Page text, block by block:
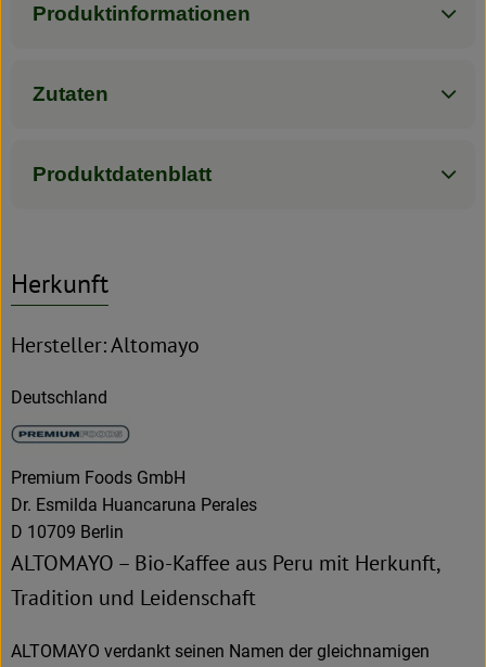
Produktinformationen
Zutaten
Produktdatenblatt
Herkunft
Hersteller: Altomayo
Deutschland
Premium Foods GmbH
Dr. Esmilda Huancaruna Perales
D 10709 Berlin
ALTOMAYO – Bio-Kaffee aus Peru mit Herkunft,
Tradition und Leidenschaft
ALTOMAYO verdankt seinen Namen der gleichnamigen